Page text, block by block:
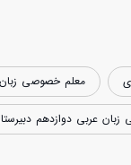
معلم خصوصی
عربی دوازدهم